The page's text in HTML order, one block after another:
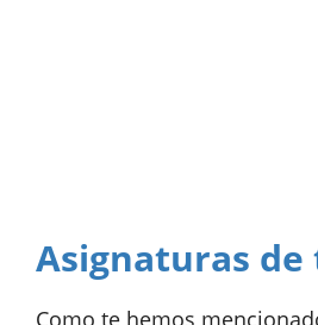
Asignaturas
Como te hemos